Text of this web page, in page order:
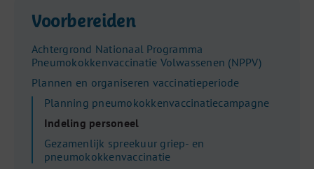
Voorbereiden
Achtergrond Nationaal Programma
Pneumokokkenvaccinatie Volwassenen (NPPV)
Plannen en organiseren vaccinatieperiode
Planning pneumokokkenvaccinatiecampagne
Indeling personeel
Gezamenlijk spreekuur griep- en
pneumokokkenvaccinatie